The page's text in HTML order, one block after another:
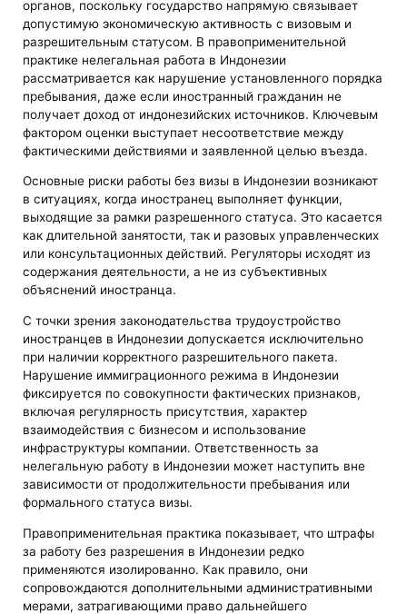
органов, поскольку государство напрямую связывает
допустимую экономическую активность с визовым и
разрешительным статусом. В правоприменительной
практике нелегальная работа в Индонезии
рассматривается как нарушение установленного порядка
пребывания, даже если иностранный гражданин не
получает доход от индонезийских источников. Ключевым
фактором оценки выступает несоответствие между
фактическими действиями и заявленной целью въезда.
Основные риски работы без визы в Индонезии возникают
в ситуациях, когда иностранец выполняет функции,
выходящие за рамки разрешенного статуса. Это касается
как длительной занятости, так и разовых управленческих
или консультационных действий. Регуляторы исходят из
содержания деятельности, а не из субъективных
объяснений иностранца.
С точки зрения законодательства трудоустройство
иностранцев в Индонезии допускается исключительно
при наличии корректного разрешительного пакета.
Нарушение иммиграционного режима в Индонезии
фиксируется по совокупности фактических признаков,
включая регулярность присутствия, характер
взаимодействия с бизнесом и использование
инфраструктуры компании. Ответственность за
нелегальную работу в Индонезии может наступить вне
зависимости от продолжительности пребывания или
формального статуса визы.
Правоприменительная практика показывает, что штрафы
за работу без разрешения в Индонезии редко
применяются изолированно. Как правило, они
сопровождаются дополнительными административными
мерами, затрагивающими право дальнейшего